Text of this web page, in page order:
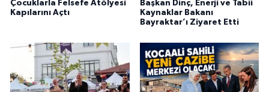
Çocuklarla Felsefe Atölyesi
Kapılarını Açtı
Başkan Dinç, Enerji ve Tabii
Kaynaklar Bakanı
Bayraktar’ı Ziyaret Etti